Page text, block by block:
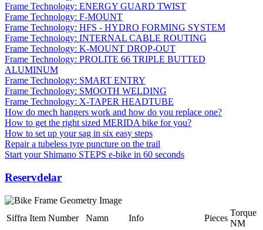
Frame Technology: ENERGY GUARD TWIST
Frame Technology: F-MOUNT
Frame Technology: HFS - HYDRO FORMING SYSTEM
Frame Technology: INTERNAL CABLE ROUTING
Frame Technology: K-MOUNT DROP-OUT
Frame Technology: PROLITE 66 TRIPLE BUTTED
ALUMINUM
Frame Technology: SMART ENTRY
Frame Technology: SMOOTH WELDING
Frame Technology: X-TAPER HEADTUBE
How do mech hangers work and how do you replace one?
How to get the right sized MERIDA bike for you?
How to set up your sag in six easy steps
Repair a tubeless tyre puncture on the trail
Start your Shimano STEPS e-bike in 60 seconds
Reservdelar
Siffra Item Number Namn Info Pieces
Torque
NM